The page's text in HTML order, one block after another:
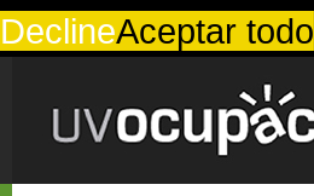
DeclineAceptar todo